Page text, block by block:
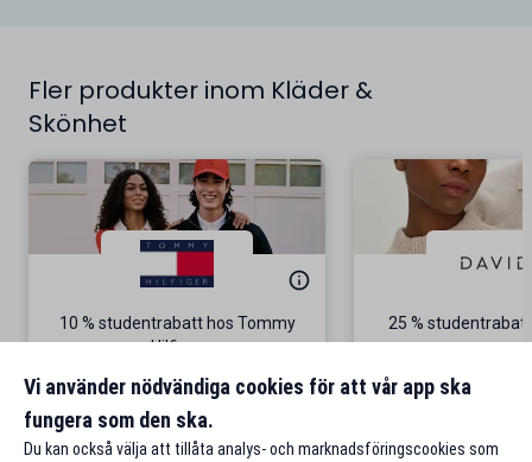
Fler produkter inom Kläder &
Skönhet
10 % studentrabatt hos Tommy
Hilfiger
Gäller på ordinarie pris
Till rabatten
25 %
Vi använder nödvändiga cookies för att vår app ska
fungera som den ska.
Du kan också välja att tillåta analys- och marknadsföringscookies som